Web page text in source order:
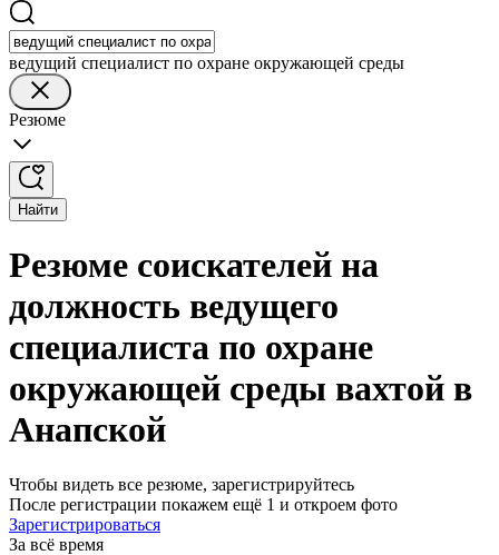
ведущий специалист по охране окружающей среды
Резюме
Найти
Резюме соискателей на
должность ведущего
специалиста по охране
окружающей среды вахтой в
Анапской
Чтобы видеть все резюме, зарегистрируйтесь
После регистрации покажем ещё 1 и откроем фото
Зарегистрироваться
За всё время